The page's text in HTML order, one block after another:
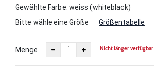
Gewählte Farbe: weiss (whiteblack)
Bitte wähle eine Größe
Größentabelle
Menge Nicht länger verfügbar